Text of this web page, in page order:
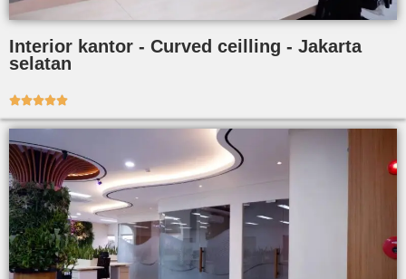
Interior kantor - Curved ceilling - Jakarta
selatan
